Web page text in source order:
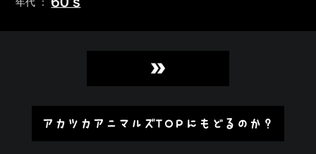
»
アカツカアニマルズTOPにもどるのか？